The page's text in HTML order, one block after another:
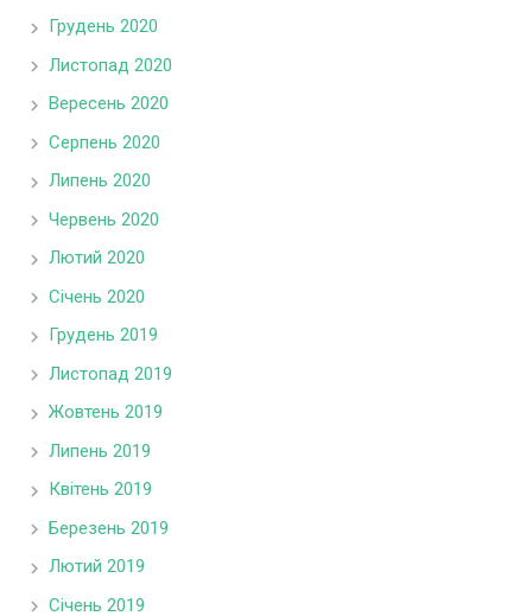
Грудень 2020
Листопад 2020
Вересень 2020
Серпень 2020
Липень 2020
Червень 2020
Лютий 2020
Січень 2020
Грудень 2019
Листопад 2019
Жовтень 2019
Липень 2019
Квітень 2019
Березень 2019
Лютий 2019
Січень 2019